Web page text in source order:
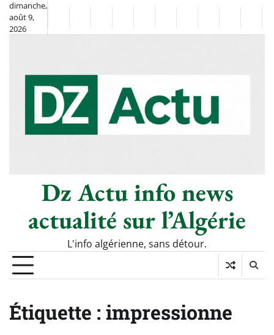
Skip
content
dimanche,
août 9,
2026
FlashSportclasséDiasporaChronique
–
Le
Thé
SociétéCultureMonde
Tech
Dz Actu info news
actualité sur l’Algérie
L'info algérienne, sans détour.
Étiquette : impressionne